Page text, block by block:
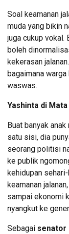
Soal keamanan
muda yang bikin
juga cukup vokal.
boleh
kekerasan
bagaimana
waswas.
Yashinta di
Buat banyak
satu sisi, dia
seorang politisi
ke publik
kehidupan
keamanan
sampai ekonomi
nyangkut ke
Sebagai senator